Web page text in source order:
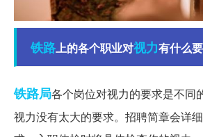
铁路 上的各个职业对视力有什么
铁路局各个岗位对视力的要求是不同
视力没有太大的要求。招聘简章会详